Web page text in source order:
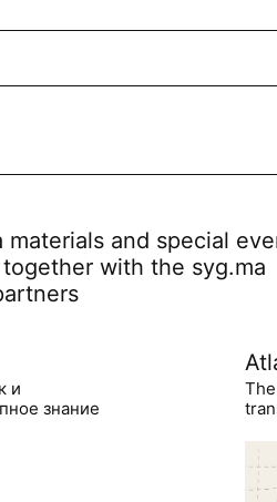
and special
with the syg.ma
и
знание